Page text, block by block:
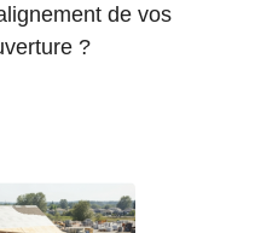
de vos
?